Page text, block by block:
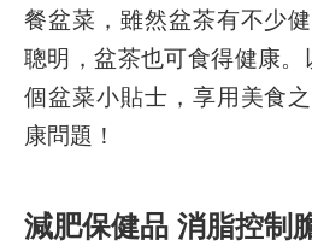
餐盆菜，雖然盆茶有不少
聰明，盆茶也可食得健康
個盆菜小貼士，享用美食
康問題！
減肥保健品 消脂控制